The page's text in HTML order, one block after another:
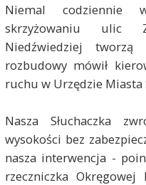
Niemal codziennie
skrzyżowaniu ulic
Niedźwiedziej
rozbudowy mówił
ruchu w Urzędzie Miasta
Nasza Słuchaczka
wysokości bez
nasza interwencja -
rzeczniczka